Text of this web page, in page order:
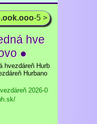
-5 >
hve
●
hvezdáreň Hurb
Hurbano
2026-0